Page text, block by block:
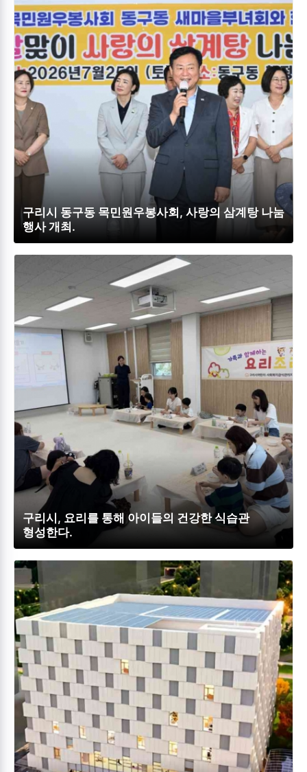
구리시 동구동 목민원우봉사회, 사랑의 삼계탕 나눔
행사 개최.
구리시, 요리를 통해 아이들의 건강한 식습관
형성한다.